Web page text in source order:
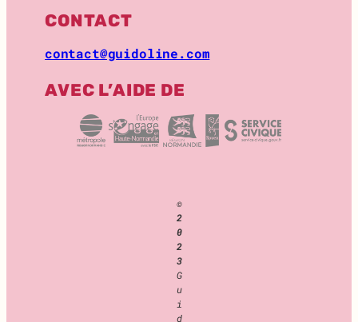
K
G
E
CONTACT
contact@guidoline.com
AVEC L’AIDE DE
©
2
0
2
3
G
u
i
d